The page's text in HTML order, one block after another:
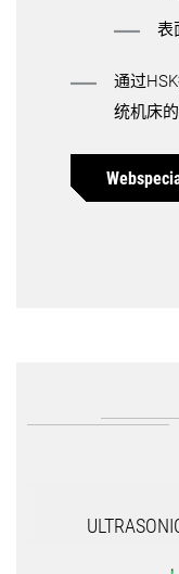
表
通过
统机床